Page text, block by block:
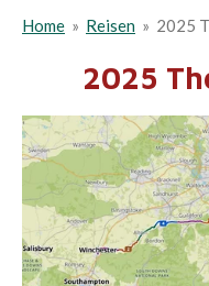
Home » Reisen » 2025
2025